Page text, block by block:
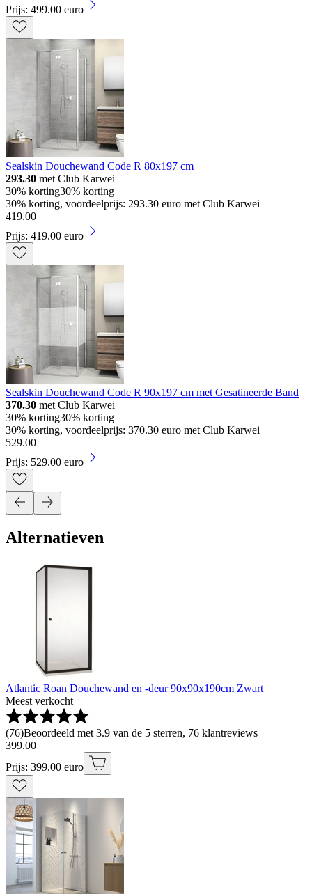
Prijs: 499.00 euro
Sealskin Douchewand Code R 80x197 cm
293.30 met Club Karwei
30% korting30% korting
30% korting, voordeelprijs: 293.30 euro met Club Karwei
419.00
Prijs: 419.00 euro
Sealskin Douchewand Code R 90x197 cm met Gesatineerde Band
370.30 met Club Karwei
30% korting30% korting
30% korting, voordeelprijs: 370.30 euro met Club Karwei
529.00
Prijs: 529.00 euro
Alternatieven
Atlantic Roan Douchewand en -deur 90x90x190cm Zwart
Meest verkocht
(76)Beoordeeld met 3.9 van de 5 sterren, 76 klantreviews
399.00
Prijs: 399.00 euro